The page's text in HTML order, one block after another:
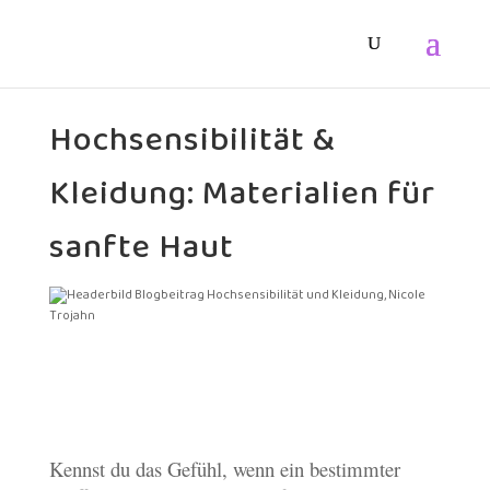
Hochsensibilität &
Kleidung: Materialien für
sanfte Haut
Kennst du das Gefühl, wenn ein bestimmter